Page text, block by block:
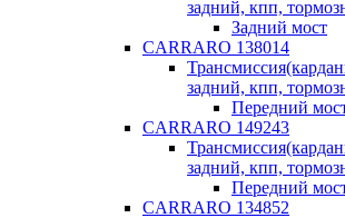
задний, кпп,
Задний мост
CARRARO 138014
задний, кпп,
Передний
CARRARO 149243
задний, кпп,
Передний
CARRARO 134852